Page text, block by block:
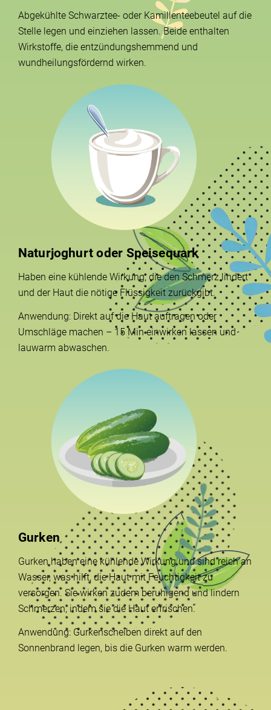
Abgekühlte Schwarztee- oder Kamillenteebeutel auf die
Stelle legen und einziehen lassen. Beide enthalten
Wirkstoffe, die entzündungshemmend und
wundheilungsfördernd wirken.
Naturjoghurt oder Speisequark
Haben eine kühlende Wirkung, die den Schmerz lindert
und der Haut die nötige Flüssigkeit zurückgibt.
Anwendung: Direkt auf die Haut auftragen oder
Umschläge machen – 15 Min einwirken lassen und
lauwarm abwaschen.
Gurken
Gurken haben eine kühlende Wirkung und sind reich an
Wasser, was hilft, die Haut mit Feuchtigkeit zu
versorgen. Sie wirken zudem beruhigend und lindern
Schmerzen, indem sie die Haut erfrischen.
Anwendung: Gurkenscheiben direkt auf den
Sonnenbrand legen, bis die Gurken warm werden.